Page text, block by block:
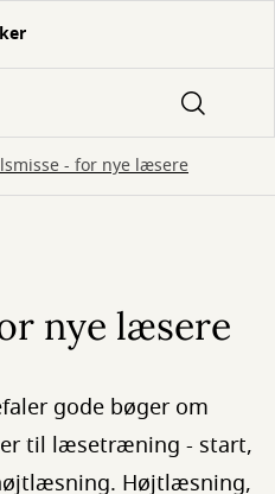
- for nye læsere
nye læsere
gode bøger om
til læsetræning - start,
Højtlæsning,